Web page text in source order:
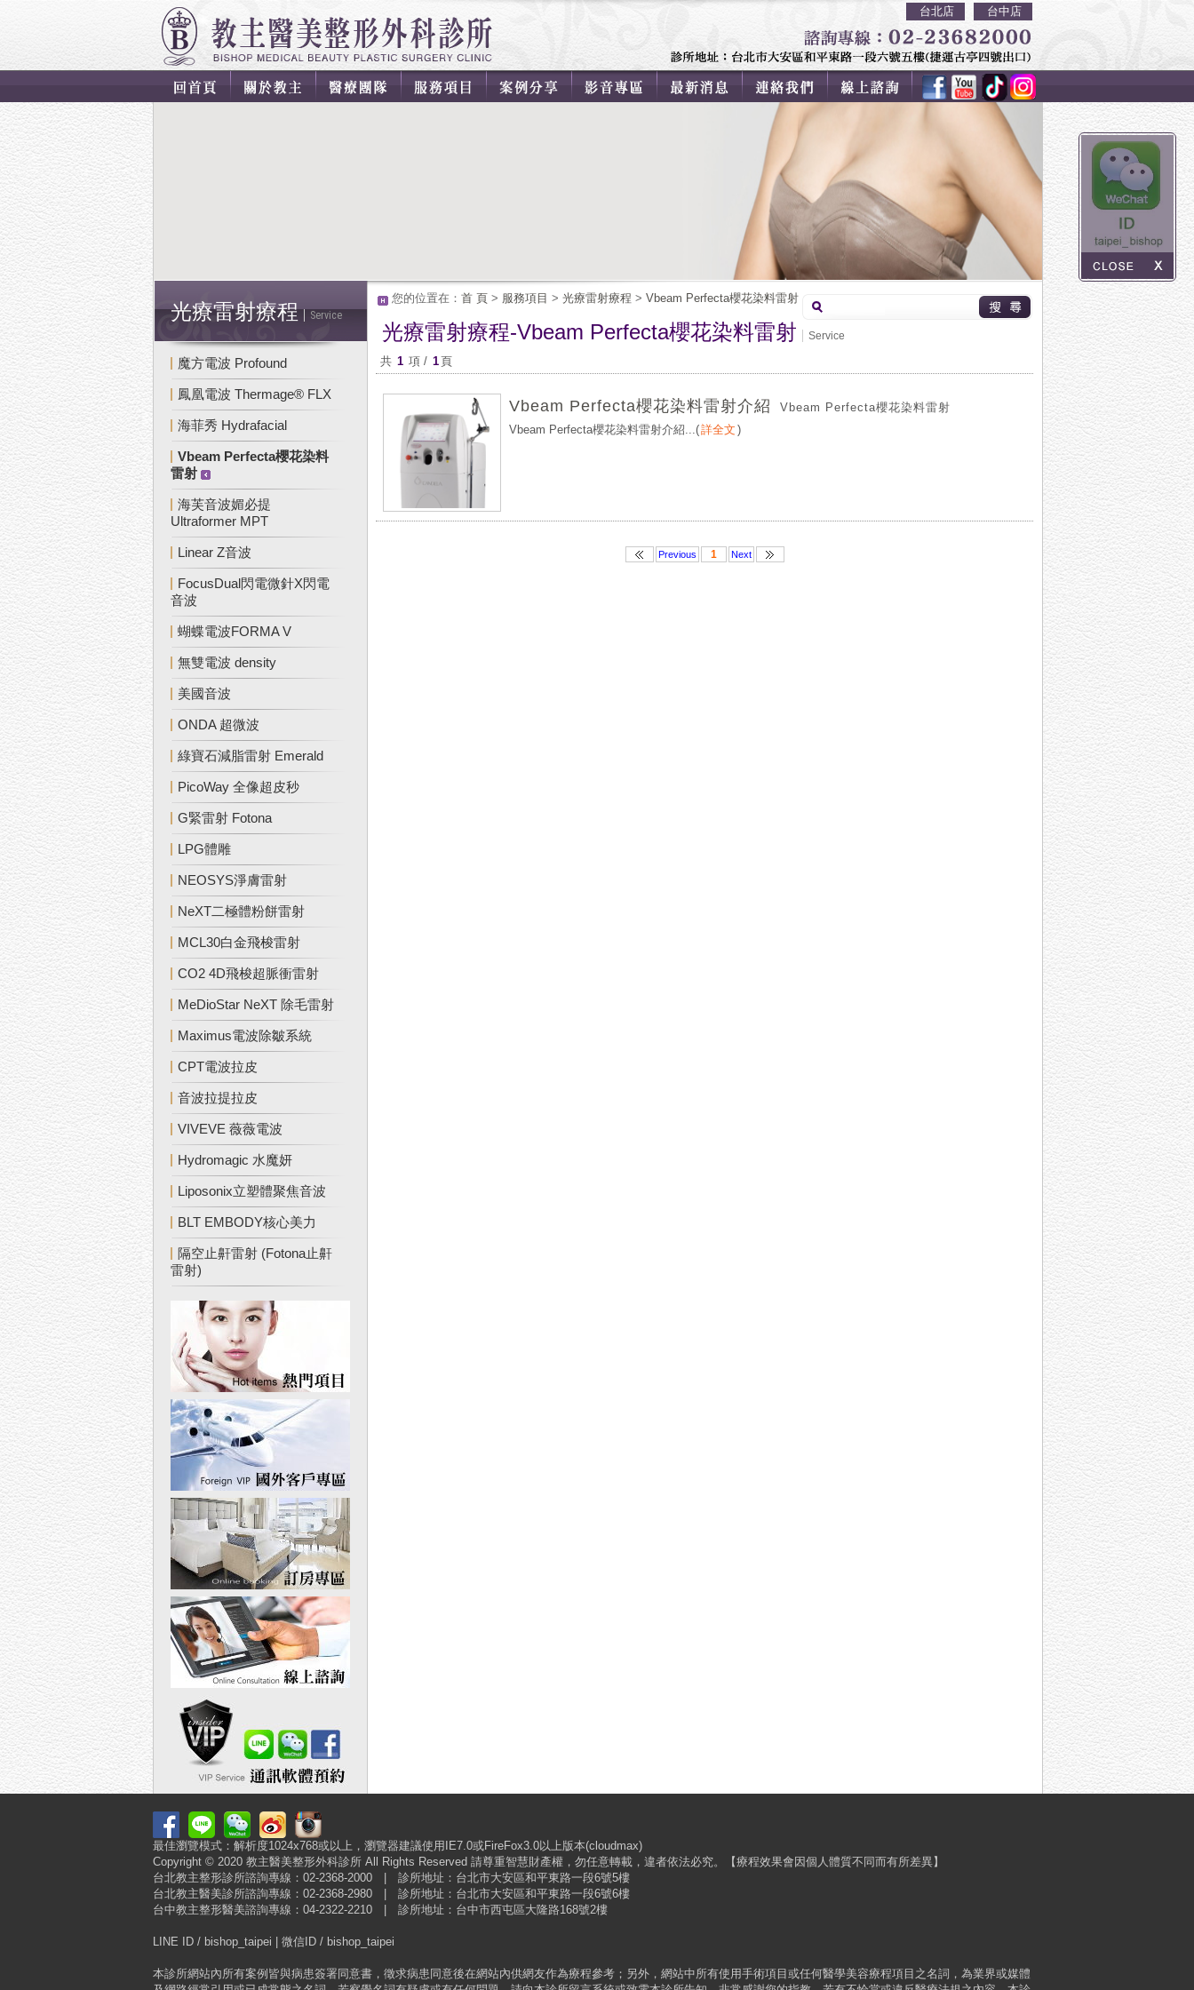
台北店 台中店
光療雷射療程 Service
魔方電波 Profound
鳳凰電波 Thermage® FLX
海菲秀 Hydrafacial
Vbeam Perfecta櫻花染料
雷射
海芙音波媚必提
Ultraformer MPT
Linear Z音波
FocusDual閃電微針X閃電
音波
蝴蝶電波FORMA V
無雙電波 density
美國音波
ONDA 超微波
綠寶石減脂雷射 Emerald
PicoWay 全像超皮秒
G緊雷射 Fotona
LPG體雕
NEOSYS淨膚雷射
NeXT二極體粉餅雷射
MCL30白金飛梭雷射
CO2 4D飛梭超脈衝雷射
MeDioStar NeXT 除毛雷射
Maximus電波除皺系統
CPT電波拉皮
音波拉提拉皮
VIVEVE 薇薇電波
Hydromagic 水魔妍
Liposonix立塑體聚焦音波
BLT EMBODY核心美力
隔空止鼾雷射 (Fotona止鼾
雷射)
您的位置在： 首 頁 > 服務項目 > 光療雷射療程 > Vbeam Perfecta櫻花染料雷射
光療雷射療程-Vbeam Perfecta櫻花染料雷射 Service
共 1 項 / 1頁
Vbeam Perfecta櫻花染料雷射介紹
Vbeam Perfecta櫻花染料雷射
Vbeam Perfecta櫻花染料雷射介紹...(詳全文 )
Previous 1 Next
最佳瀏覽模式：解析度1024x768或以上，瀏覽器建議使用IE7.0或FireFox3.0以上版本(cloudmax)
Copyright © 2020 教主醫美整形外科診所 All Rights Reserved 請尊重智慧財產權，勿任意轉載，違者依法必究。【療程效果會因個人體質不同而有所差異】
台北教主整形診所諮詢專線：02-2368-2000 | 診所地址：台北市大安區和平東路一段6號5樓
台北教主醫美診所諮詢專線：02-2368-2980 | 診所地址：台北市大安區和平東路一段6號6樓
台中教主整形醫美諮詢專線：04-2322-2210 | 診所地址：台中市西屯區大隆路168號2樓
LINE ID / bishop_taipei | 微信ID / bishop_taipei
本診所網站內所有案例皆與病患簽署同意書，徵求病患同意後在網站內供網友作為療程參考；另外，網站中所有使用手術項目或任何醫學美容療程項目之名詞，為業界或媒體